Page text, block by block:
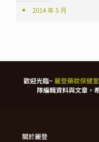
2014 年 5 月
歡迎光臨~ 麗登藥妝保健室
隊編輯資料與文章，
關於麗登